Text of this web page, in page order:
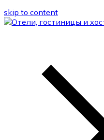
skip to content